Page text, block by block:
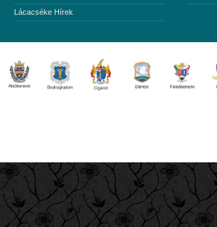
Lácacséke Hírek